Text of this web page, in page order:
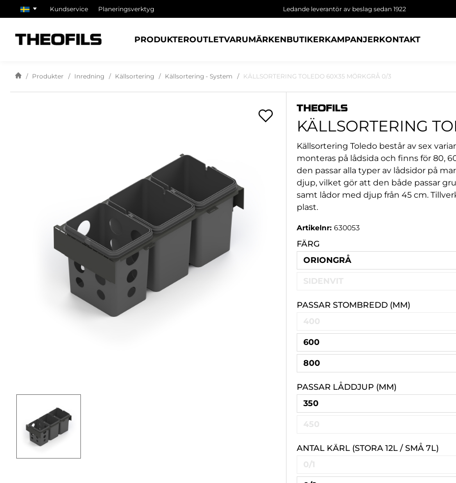
Kundservice Planeringsverktyg Ledande leverantör av beslag sedan 1922
PRODUKTEROUTLETVARUMÄRKENBUTIKERKAMPANJERKONTAKT
Produkter Inredning Källsortering Källsortering - System KÄLLSORTERING TOLEDO 60X35 MÖRKGRÅ 0/3
KÄLLSORTERING
Källsortering Toledo består av sex
monteras på lådsida och finns för 80,
den passar alla typer av lådsidor på
djup, vilket gör att den både passar
samt lådor med djup från 45 cm.
plast.
Artikelnr:630053
FÄRG
ORIONGRÅ
SIDENVIT
PASSAR STOMBREDD (MM)
400
600
800
PASSAR LÅDDJUP (MM)
350
450
ANTAL KÄRL (STORA 12L / SMÅ 7L)
0/1